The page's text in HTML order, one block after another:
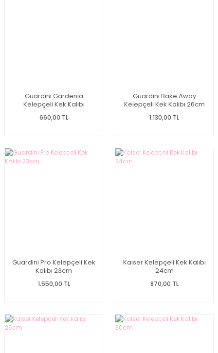
Guardini Gardenia
Kelepçeli Kek Kalıbı
660,00 TL
Guardini Bake Away
Kelepçeli Kek Kalıbı 26cm
1.130,00 TL
Guardini Pro Kelepçeli Kek
Kalıbı 23cm
1.550,00 TL
Kaiser Kelepçeli Kek Kalıbı
24cm
870,00 TL